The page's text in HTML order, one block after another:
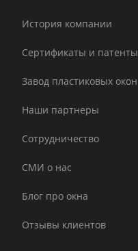
История компании
Сертификаты и патенты
Завод пластиковых окон
Наши партнеры
Сотрудничество
СМИ о нас
Блог про окна
Отзывы клиентов